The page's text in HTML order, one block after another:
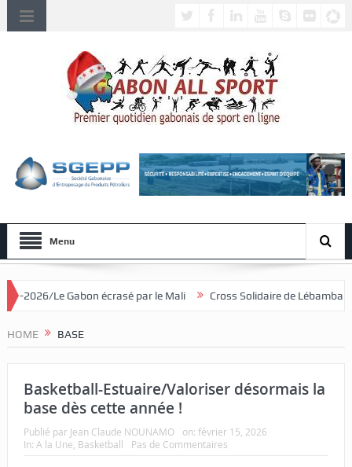
Menu
écrasé par le Mali Cross Solidaire de Lébamba/Lowa
HOME BASE
Basketball-Estuaire/Valoriser désormais la
base dès cette année !
Publié par Jean Claude NOUNAMO on: février 15, 2026
In: A la Une Basketball Pas de Commentaires